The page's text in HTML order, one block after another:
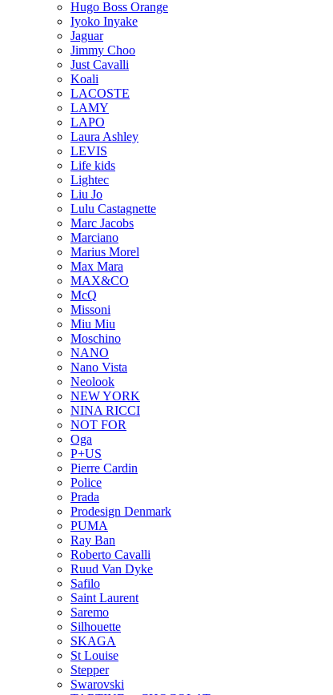
Hugo Boss Orange
Iyoko Inyake
Jaguar
Jimmy Choo
Just Cavalli
Koali
LACOSTE
LAMY
LAPO
Laura Ashley
LEVIS
Life kids
Lightec
Liu Jo
Lulu Castagnette
Marc Jacobs
Marciano
Marius Morel
Max Mara
MAX&CO
McQ
Missoni
Miu Miu
Moschino
NANO
Nano Vista
Neolook
NEW YORK
NINA RICCI
NOT FOR
Oga
P+US
Pierre Cardin
Police
Prada
Prodesign Denmark
PUMA
Ray Ban
Roberto Cavalli
Ruud Van Dyke
Safilo
Saint Laurent
Saremo
Silhouette
SKAGA
St Louise
Stepper
Swarovski